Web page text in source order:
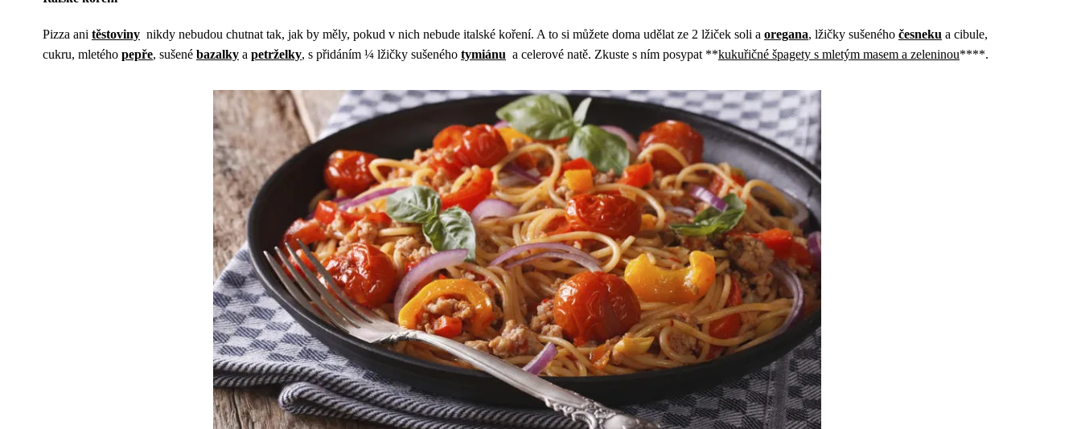
Pizza ani těstoviny nikdy nebudou chutnat tak, jak by měly, pokud v nich nebude italské koření. A to si můžete doma udělat ze 2 lžiček soli a oregana, lžičky sušeného česneku a cibule,
cukru, mletého pepře, sušené bazalky a petrželky, s přidáním ¼ lžičky sušeného tymiánu a celerové natě. Zkuste s ním posypat **kukuřičné špagety s mletým masem a zeleninou****.